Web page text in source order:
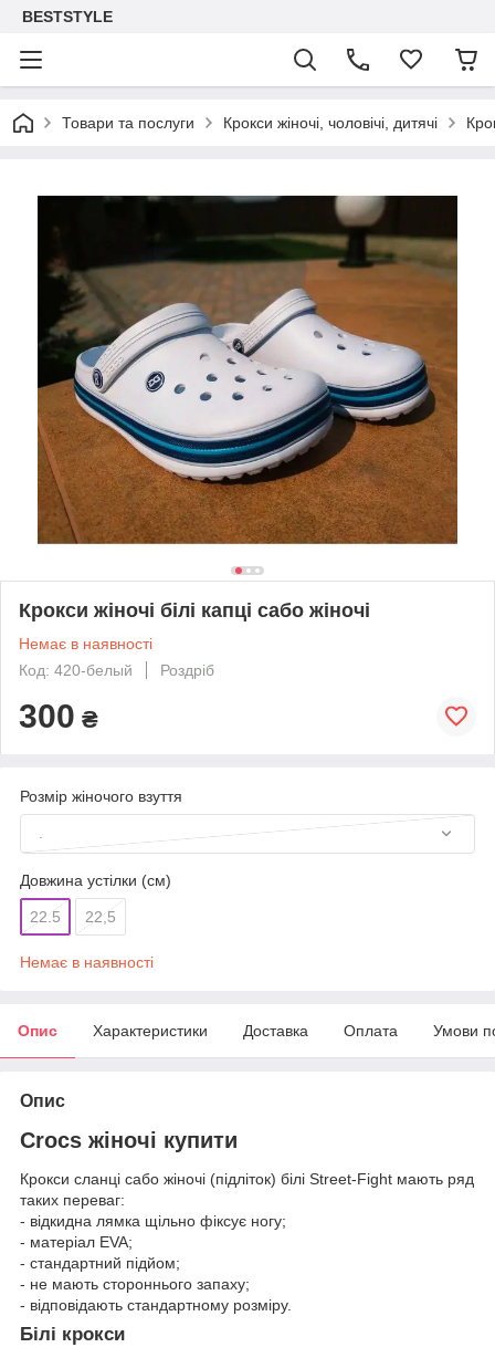
BESTSTYLE
Товари та послуги Крокси жіночі, чоловічі, дитячі
Крокси жіночі білі капці сабо жіночі
Немає в наявності
Код: 420-белый
Роздріб
300 ₴
Розмір жіночого взуття
Довжина устілки (см)
22.5 22,5
Немає в наявності
Опис Характеристики Доставка Оплата Умови
Опис
Crocs жіночі купити
Крокси сланці сабо жіночі (підліток) білі Street-Fight мають ряд
таких переваг:
- відкидна лямка щільно фіксує ногу;
- матеріал EVA;
- стандартний підйом;
- не мають стороннього запаху;
- відповідають стандартному розміру.
Білі крокси